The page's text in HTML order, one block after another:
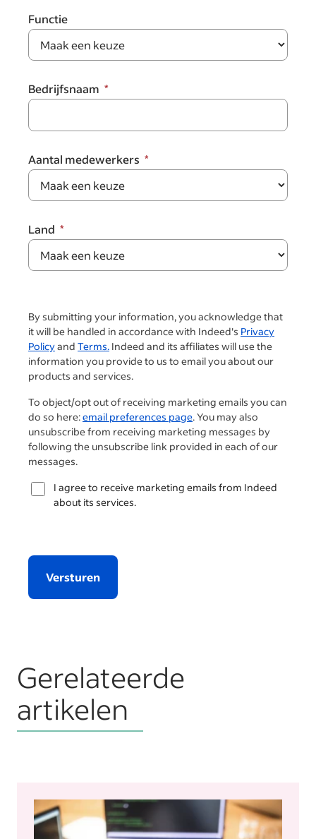
Functie
Bedrijfsnaam
Aantal medewerkers
Land
By submitting your information, you acknowledge that
it will be handled in accordance with Indeed's Privacy
Policyand Terms. Indeed and its affiliates will use the
information you provide to us to email you about our
products and services.
To object/opt out of receiving marketing emails you can
do so here:email preferences page. You may also
unsubscribe from receiving marketing messages by
following the unsubscribe link provided in each of our
messages.
I agree to receive marketing emails from Indeed
about its services.
Versturen
Gerelateerde
artikelen